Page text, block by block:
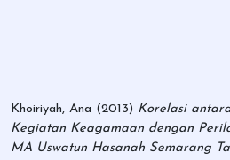
Khoiriyah, Ana (2013) Korelasi
Kegiatan Keagamaan dengan
MA Uswatun Hasanah Semarang